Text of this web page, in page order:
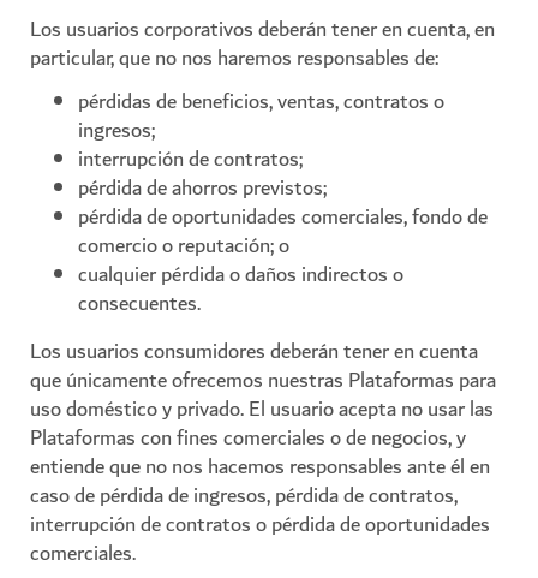
Los usuarios corporativos deberán tener en cuenta, en
particular, que no nos haremos responsables de:
pérdidas de beneficios, ventas, contratos o
ingresos;
interrupción de contratos;
pérdida de ahorros previstos;
pérdida de oportunidades comerciales, fondo de
comercio o reputación; o
cualquier pérdida o daños indirectos o
consecuentes.
Los usuarios consumidores deberán tener en cuenta
que únicamente ofrecemos nuestras Plataformas para
uso doméstico y privado. El usuario acepta no usar las
Plataformas con fines comerciales o de negocios, y
entiende que no nos hacemos responsables ante él en
caso de pérdida de ingresos, pérdida de contratos,
interrupción de contratos o pérdida de oportunidades
comerciales.